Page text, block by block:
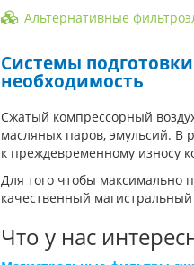
Альтернативные
Системы
необходимость
Сжатый компрессорный
масляных паров, эмульсий. В
к преждевременному износу
Для того чтобы максимально
качественный
Что у нас